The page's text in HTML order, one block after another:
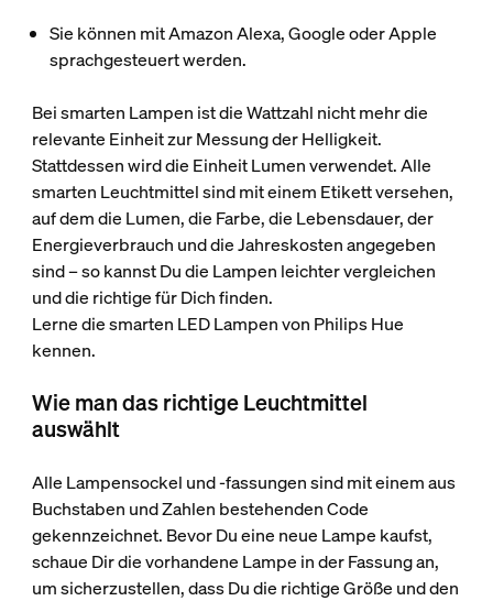
Sie können mit Amazon Alexa, Google oder Apple
sprachgesteuert werden.
Bei smarten Lampen ist die Wattzahl nicht mehr die
relevante Einheit zur Messung der Helligkeit.
Stattdessen wird die Einheit Lumen verwendet. Alle
smarten Leuchtmittel sind mit einem Etikett versehen,
auf dem die Lumen, die Farbe, die Lebensdauer, der
Energieverbrauch und die Jahreskosten angegeben
sind – so kannst Du die Lampen leichter vergleichen
und die richtige für Dich finden.
Lerne die smarten LED Lampen von Philips Hue
kennen.
Wie man das richtige Leuchtmittel
auswählt
Alle Lampensockel und ‑fassungen sind mit einem aus
Buchstaben und Zahlen bestehenden Code
gekennzeichnet. Bevor Du eine neue Lampe kaufst,
schaue Dir die vorhandene Lampe in der Fassung an,
um sicherzustellen, dass Du die richtige Größe und den